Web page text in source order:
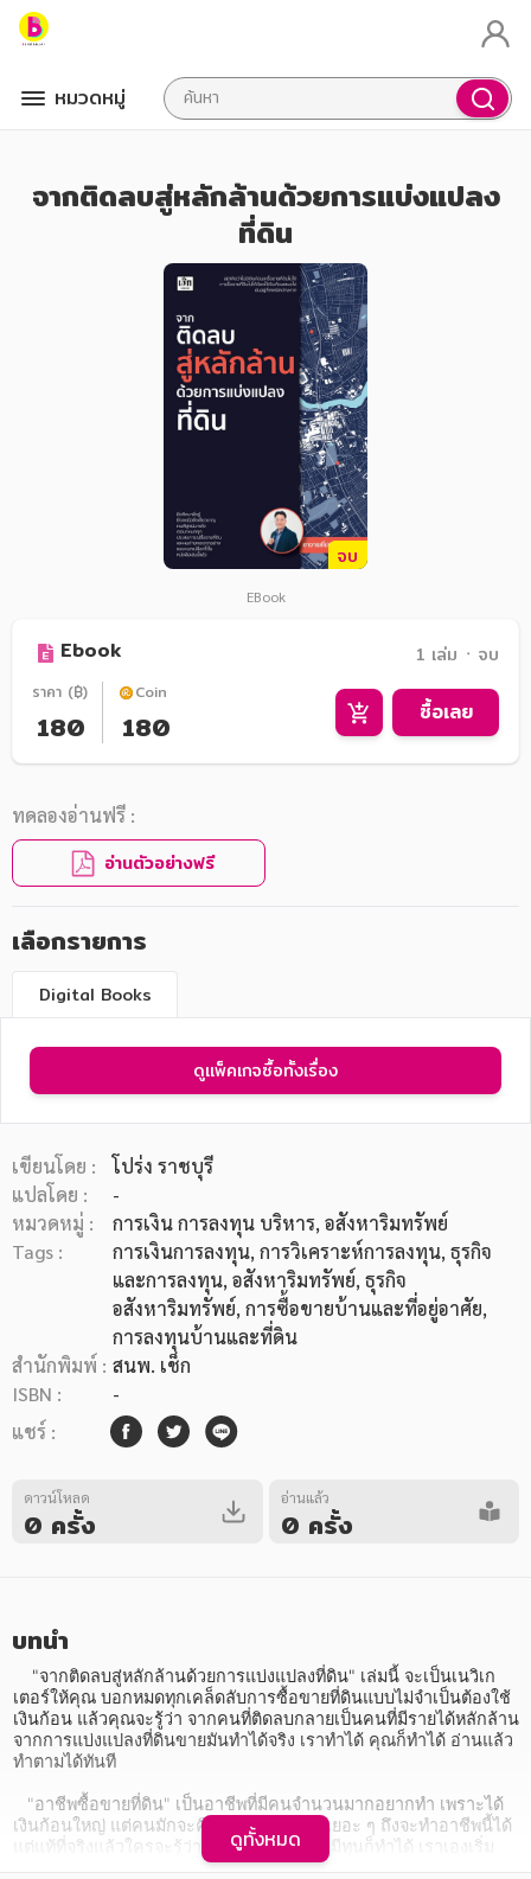
หมวดหมู่
หมวดหมู่หนังสือ
หมวดหมู่ยอดนิยม
หนังสือออกใหม่ หนังสือยอดนิยม
ศิลปะ บันเทิง กีฬา ท่องเที่ยว
สังคม วัฒนธรรม การปกครอง ศาสนาและปรัชญา
ศาสนา และปรัชญา
กฎหมาย สัญญา ภาษี
การเงิน การลงทุน บริหาร
จากติดลบสู่หลักล้านด้วยการแบ่งแปลง
ที่ดิน
จบ
EBook
Ebook 1 เล่ม ᛫ จบ
ราคา (฿)
180
Coin
180 ซื้อเลย
ทดลองอ่านฟรี :
อ่านตัวอย่างฟรี
เลือกรายการ
Digital Books
ดูแพ็คเกจซื้อทั้งเรื่อง
เขียนโดย :
โปร่ง ราชบุรี
แปลโดย :
-
หมวดหมู่ :
การเงิน การลงทุน บริหาร, อสังหาริมทรัพย์
Tags :
การเงินการลงทุน, การวิเคราะห์การลงทุน, ธุรกิจ
และการลงทุน, อสังหาริมทรัพย์, ธุรกิจ
อสังหาริมทรัพย์, การซื้อขายบ้านและที่อยู่อาศัย,
การลงทุนบ้านและที่ดิน
สำนักพิมพ์ : สนพ. เช็ก
ISBN :
-
แชร์ :
ดาวน์โหลด
0 ครั้ง
อ่านแล้ว
0 ครั้ง
บทนำ
เตอร์ให้คุณ บอกหมดทุกเคล็ดลับการซื้อขายที่ดินแบบไม่จำเป็นต้องใช้
เงินก้อน แล้วคุณจะรู้ว่า จากคนที่ติดลบกลายเป็นคนที่มีรายได้หลักล้าน
จากการแบ่งแปลงที่ดินขายมันทำได้จริง เราทำได้ คุณก็ทำได้ อ่านแล้ว
ทำตามได้ทันที
"อาชีพซื้อขายที่ดิน" เป็นอาชีพที่มีคนจำนวนมากอยากทำ เพราะได้
เงินก้อนใหญ่ แต่คนมักจะคิดว่าต้องมีเงินทุนเยอะ ๆ ถึงจะทำอาชีพนี้ได้
แต่แท้ที่จริงแล้วใครจะรู้ว่าอาชีพนี้เริ่มจากไม่มีทุนก็ทำได้ เราเองเริ่ม
อาชีพนี้มาตั้งแต่สภาพการเงินติดลบ มีหนี้ที่ต้องใช้คืน แต่ด้วยการศึกษา
ดูทั้งหมด